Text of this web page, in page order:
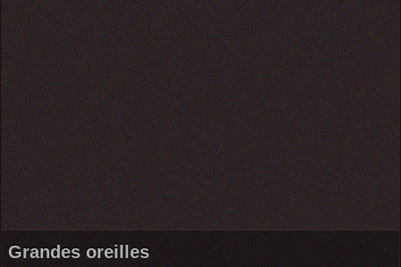
Grandes oreilles